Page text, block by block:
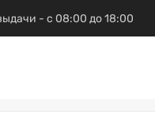
- с 08:00 до 18:00